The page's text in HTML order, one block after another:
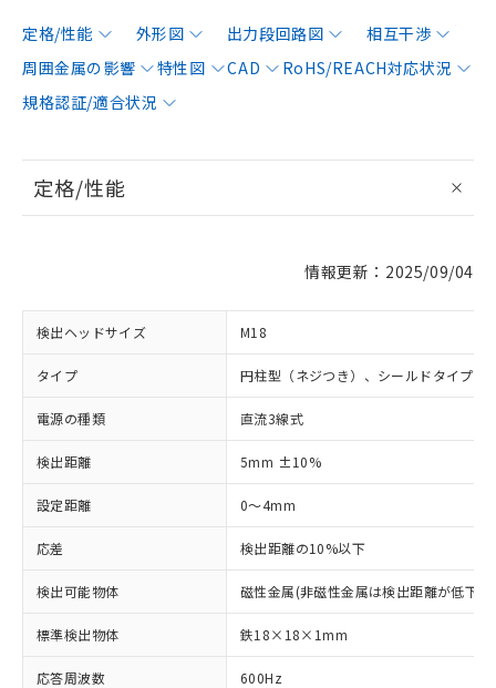
定格/性能 外形図 出力段回路図
相互干渉
周囲金属の影響
特性図 CAD
RoHS/REACH対応状況
規格認証/適合状況
定格/性能
情報更新：2025/09/04
検出ヘッドサイズ M18
タイプ 円柱型（ネジつき）、シールドタイプ
電源の種類 直流3線式
検出距離 5mm ±10%
設定距離 0～4mm
応差 検出距離の10%以下
検出可能物体 磁性金属(非磁性金属は検出距離が低下し
標準検出物体 鉄18×18×1mm
応答周波数 600Hz